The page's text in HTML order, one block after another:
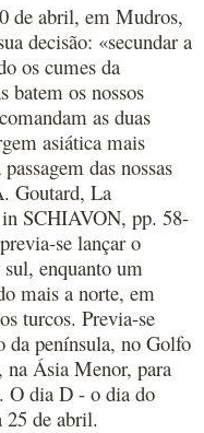
de abril, em Mudros,
decisão: «secundar a
os cumes da
batem os nossos
as duas
asiática mais
das nossas
Goutard, La
in SCHIAVON, pp. 58-
se lançar o
enquanto um
mais a norte, em
turcos. Previa-se
da península, no Golfo
na Ásia Menor, para
O dia D - o dia do
25 de abril.